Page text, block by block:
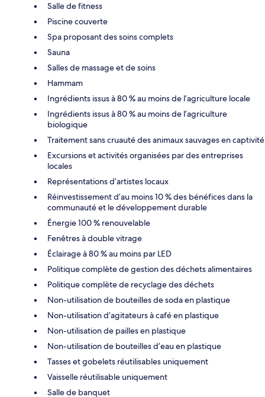
Salle de fitness
Piscine couverte
Spa proposant des soins complets
Sauna
Salles de massage et de soins
Hammam
Ingrédients issus à 80 % au moins de l’agriculture locale
Ingrédients issus à 80 % au moins de l’agriculture
biologique
Traitement sans cruauté des animaux sauvages en captivité
Excursions et activités organisées par des entreprises
locales
Représentations d’artistes locaux
Réinvestissement d’au moins 10 % des bénéfices dans la
communauté et le développement durable
Énergie 100 % renouvelable
Fenêtres à double vitrage
Éclairage à 80 % au moins par LED
Politique complète de gestion des déchets alimentaires
Politique complète de recyclage des déchets
Non-utilisation de bouteilles de soda en plastique
Non-utilisation d’agitateurs à café en plastique
Non-utilisation de pailles en plastique
Non-utilisation de bouteilles d’eau en plastique
Tasses et gobelets réutilisables uniquement
Vaisselle réutilisable uniquement
Salle de banquet